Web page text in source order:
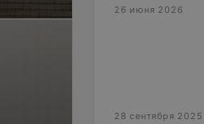
26 июня 2026
28 сентября 2025